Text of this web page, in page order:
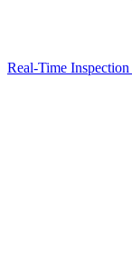
Real-Time Inspection